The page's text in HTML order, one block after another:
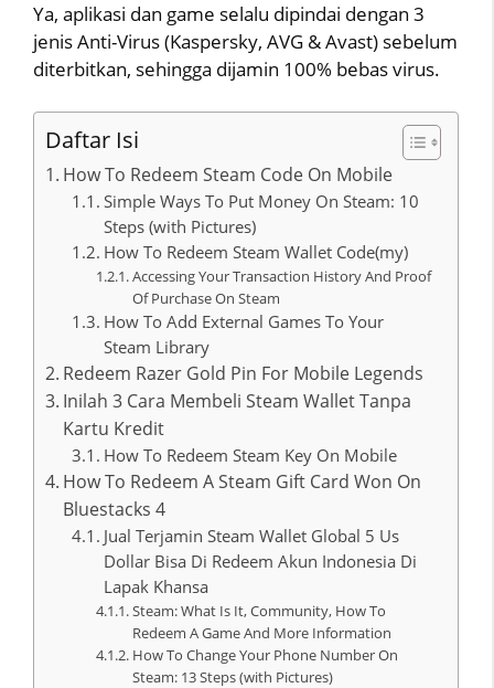
Ya, aplikasi dan game selalu dipindai dengan 3
jenis Anti-Virus (Kaspersky, AVG & Avast) sebelum
diterbitkan, sehingga dijamin 100% bebas virus.
Daftar Isi
How To Redeem Steam Code On Mobile
Simple Ways To Put Money On Steam: 10
Steps (with Pictures)
How To Redeem Steam Wallet Code(my)
Accessing Your Transaction History And Proof
Of Purchase On Steam
How To Add External Games To Your
Steam Library
Redeem Razer Gold Pin For Mobile Legends
Inilah 3 Cara Membeli Steam Wallet Tanpa
Kartu Kredit
How To Redeem Steam Key On Mobile
How To Redeem A Steam Gift Card Won On
Bluestacks 4
Jual Terjamin Steam Wallet Global 5 Us
Dollar Bisa Di Redeem Akun Indonesia Di
Lapak Khansa
Steam: What Is It, Community, How To
Redeem A Game And More Information
How To Change Your Phone Number On
Steam: 13 Steps (with Pictures)